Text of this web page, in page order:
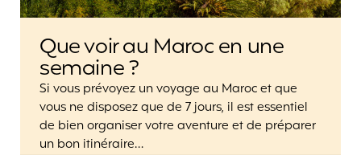
Que voir au Maroc en une
semaine ?
Si vous prévoyez un voyage au Maroc et que
vous ne disposez que de 7 jours, il est essentiel
de bien organiser votre aventure et de préparer
un bon itinéraire…